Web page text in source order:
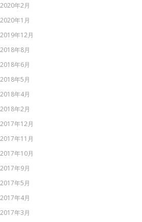
2020年2月
2020年1月
2019年12月
2018年8月
2018年6月
2018年5月
2018年4月
2018年2月
2017年12月
2017年11月
2017年10月
2017年9月
2017年5月
2017年4月
2017年3月